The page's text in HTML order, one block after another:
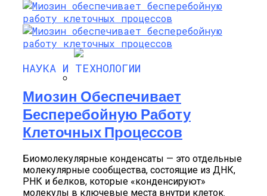
Громкое Открытие NASA: На Спутнике
Сатурна Все-Таки Возможно
Существование Жизни
На Пресс-Конференции NASA Расскажет
Про Воду В Солнечной Системе
НАУКА И ТЕХНОЛОГИИ
Миозин Обеспечивает
Бесперебойную Работу
Клеточных Процессов
Биомолекулярные конденсаты — это отдельные
молекулярные сообщества, состоящие из ДНК,
РНК и белков, которые «конденсируют»
молекулы в ключевые места внутри клеток.